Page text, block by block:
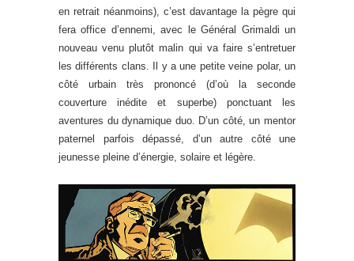
en retrait néanmoins), c’est davantage la pègre qui
fera office d’ennemi, avec le Général Grimaldi un
nouveau venu plutôt malin qui va faire s’entretuer
les différents clans. Il y a une petite veine polar, un
côté urbain très prononcé (d’où la seconde
couverture inédite et superbe) ponctuant les
aventures du dynamique duo. D’un côté, un mentor
paternel parfois dépassé, d’un autre côté une
jeunesse pleine d’énergie, solaire et légère.